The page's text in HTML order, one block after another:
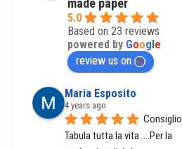
made paper
5.0
Based on 23 reviews
powered by Google
review us on
Maria Esposito
4 years ago
Consiglio
Tabula tutta la vita ....Per la